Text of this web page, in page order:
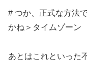
# つか、正式な方法
かね＞タイムゾーン
あとはこれといった